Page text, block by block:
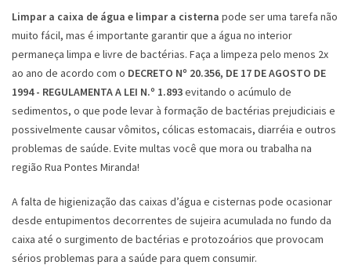
Limpar a caixa de água e limpar a cisterna pode ser uma tarefa não
muito fácil, mas é importante garantir que a água no interior
permaneça limpa e livre de bactérias. Faça a limpeza pelo menos 2x
ao ano de acordo com o DECRETO Nº 20.356, DE 17 DE AGOSTO DE
1994 - REGULAMENTA A LEI N.º 1.893evitando o acúmulo de
sedimentos, o que pode levar à formação de bactérias prejudiciais e
possivelmente causar vômitos, cólicas estomacais, diarréia e outros
problemas de saúde. Evite multas você que mora ou trabalha na
região Rua Pontes Miranda!
A falta de higienização das caixas d’água e cisternas pode ocasionar
desde entupimentos decorrentes de sujeira acumulada no fundo da
caixa até o surgimento de bactérias e protozoários que provocam
sérios problemas para a saúde para quem consumir.